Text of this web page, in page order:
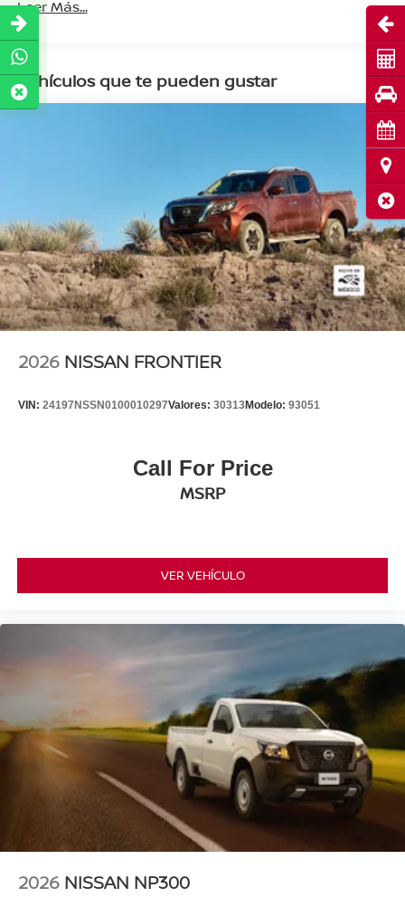
Leer Más...
Vehículos que te pueden gustar
2026 NISSAN FRONTIER
VIN: 24197NSSN0100010297Valores: 30313Modelo: 93051
Call For Price
MSRP
VER VEHÍCULO
2026 NISSAN NP300